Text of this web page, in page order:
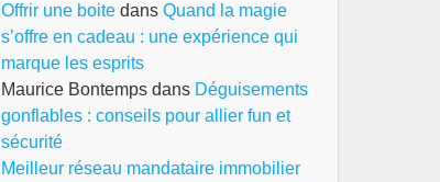
Offrir une boite dans Quand la magie
s’offre en cadeau : une expérience qui
marque les esprits
Maurice Bontemps dans Déguisements
gonflables : conseils pour allier fun et
sécurité
Meilleur réseau mandataire immobilier